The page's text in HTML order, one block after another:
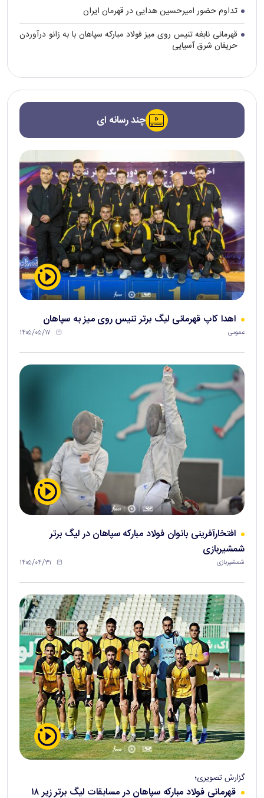
تداوم حضور امیرحسین هدایی در قهرمان ایران
قهرمانی نابغه تنیس روی میز فولاد مبارکه سپاهان با به زانو درآوردن
حریفان شرق آسیایی
چند رسانه ای
اهدا کاپ قهرمانی لیگ برتر تنیس روی میز به سپاهان
عمومی ۱۴۰۵/۰۵/۱۷
افتخارآفرینی بانوان فولاد مبارکه سپاهان در لیگ برتر
شمشیربازی
شمشیربازی ۱۴۰۵/۰۴/۳۱
گزارش تصویری؛
قهرمانی فولاد مبارکه سپاهان در مسابقات لیگ برتر زیر ۱۸